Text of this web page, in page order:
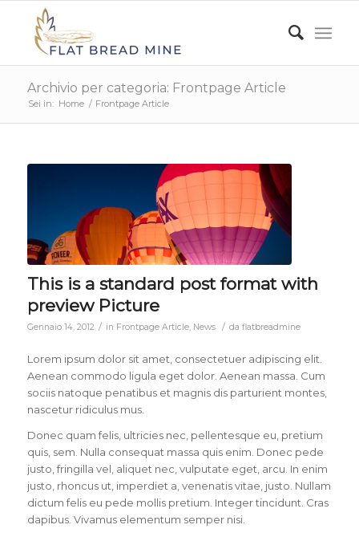
Archivio per categoria: Frontpage Article
Sei in: Home / Frontpage Article
This is a standard post format with
preview Picture
Gennaio 14, 2012 / in Frontpage Article, News / da flatbreadmine
Lorem ipsum dolor sit amet, consectetuer adipiscing elit.
Aenean commodo ligula eget dolor. Aenean massa. Cum
sociis natoque penatibus et magnis dis parturient montes,
nascetur ridiculus mus.
Donec quam felis, ultricies nec, pellentesque eu, pretium
quis, sem. Nulla consequat massa quis enim. Donec pede
justo, fringilla vel, aliquet nec, vulputate eget, arcu. In enim
justo, rhoncus ut, imperdiet a, venenatis vitae, justo. Nullam
dictum felis eu pede mollis pretium. Integer tincidunt. Cras
dapibus. Vivamus elementum semper nisi.